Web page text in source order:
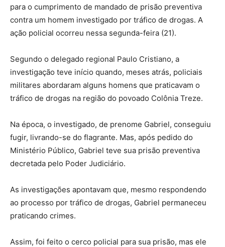
para o cumprimento de mandado de prisão preventiva
contra um homem investigado por tráfico de drogas. A
ação policial ocorreu nessa segunda-feira (21).
Segundo o delegado regional Paulo Cristiano, a
investigação teve início quando, meses atrás, policiais
militares abordaram alguns homens que praticavam o
tráfico de drogas na região do povoado Colônia Treze.
Na época, o investigado, de prenome Gabriel, conseguiu
fugir, livrando-se do flagrante. Mas, após pedido do
Ministério Público, Gabriel teve sua prisão preventiva
decretada pelo Poder Judiciário.
As investigações apontavam que, mesmo respondendo
ao processo por tráfico de drogas, Gabriel permaneceu
praticando crimes.
Assim, foi feito o cerco policial para sua prisão, mas ele